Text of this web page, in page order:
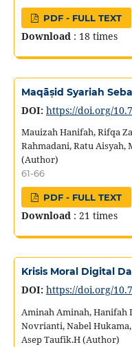
PDF - FULL TEXT
Download : 18 times
Maqāṣid Syariah
DOI: https://doi.org/
Mauizah Hanifah, Rifqa
Rahmadani, Ratu
(Author)
61-66
PDF - FULL TEXT
Download: 21 times
Krisis Moral Digital
DOI: https://doi.org/
Aminah Aminah, Hanifah
Novrianti, Nabel
Asep Taufik.H (Author)